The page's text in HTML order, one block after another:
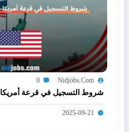
Nidjobs.com
0
شروط التسجيل في قرعة أمريكا 2025 2026
2025-09-21